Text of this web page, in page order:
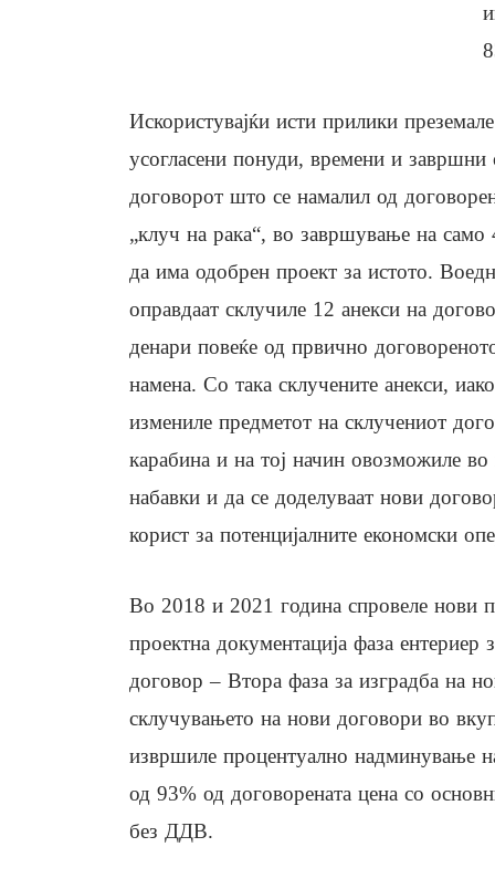
Искористувајќи исти прилики
усогласени понуди, времени и
договорот што се намалил од
„клуч на рака“, во завршување на само
да има одобрен проект за истото.
оправдаат склучиле 12 анекси на
денари повеќе од првично
намена. Со така склучените анекси,
измениле предметот на склучениот
карабина и на тој начин овозможиле
набавки и да се доделуваат нови
корист за потенцијалните економски
Во 2018 и 2021 година спровеле нови
проектна документација фаза ентериер
договор – Втора фаза за изградба на
склучувањето на нови договори во
извршиле процентуално надминување
од 93% од договорената цена со
без ДДВ.